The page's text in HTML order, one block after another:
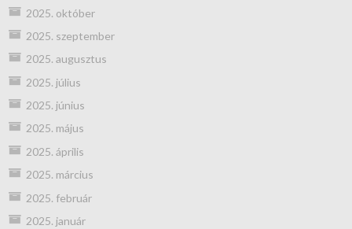
2025. október
2025. szeptember
2025. augusztus
2025. július
2025. június
2025. május
2025. április
2025. március
2025. február
2025. január